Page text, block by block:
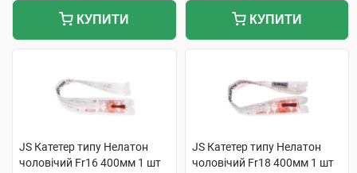
КУПИТИ КУПИТИ
JS Катетер типу Нелатон
чоловічий Fr16 400мм 1 шт
JS Катетер типу Нелатон
чоловічий Fr18 400мм 1 шт